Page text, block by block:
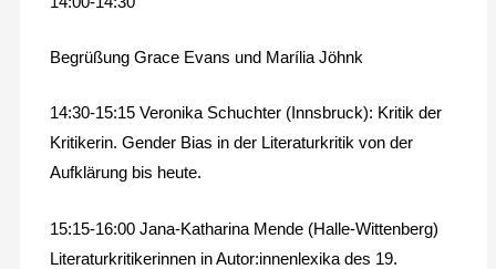
Begrüßung Grace Evans und Marília Jöhnk
14:30-15:15 Veronika Schuchter (Innsbruck): Kritik der
Kritikerin. Gender Bias in der Literaturkritik von der
Aufklärung bis heute.
15:15-16:00 Jana-Katharina Mende (Halle-Wittenberg)
Literaturkritikerinnen in Autor:innenlexika des 19.